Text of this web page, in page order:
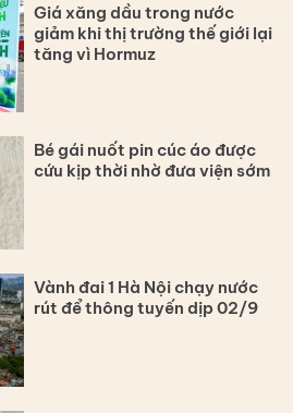
Giá xăng dầu trong nước
giảm khi thị trường thế giới lại
tăng vì Hormuz
Bé gái nuốt pin cúc áo được
cứu kịp thời nhờ đưa viện sớm
Vành đai 1 Hà Nội chạy nước
rút để thông tuyến dịp 02/9